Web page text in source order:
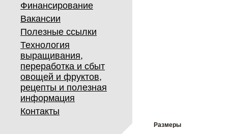
Финансирование
Вакансии
Полезные ссылки
Технология
выращивания,
переработка и сбыт
овощей и фруктов,
рецепты и полезная
информация
Контакты
Размеры